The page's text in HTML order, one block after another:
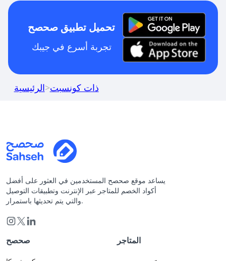
تحميل تطبيق صحصح
تجربة أسرع في جيبك
الرئيسية>ذات كونسبت
يساعد موقع صحصح المستخدمين في العثور على أفضل
أكواد الخصم للمتاجر عبر الإنترنت وتطبيقات التوصيل
والتي يتم تحديثها باستمرار.
صحصح المتاجر